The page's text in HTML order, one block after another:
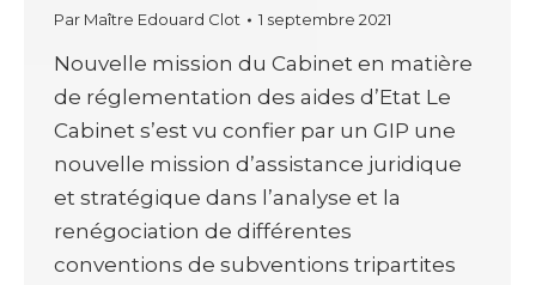
Par Maître Edouard Clot 1 septembre 2021
Nouvelle mission du Cabinet en matière
de réglementation des aides d’Etat Le
Cabinet s’est vu confier par un GIP une
nouvelle mission d’assistance juridique
et stratégique dans l’analyse et la
renégociation de différentes
conventions de subventions tripartites